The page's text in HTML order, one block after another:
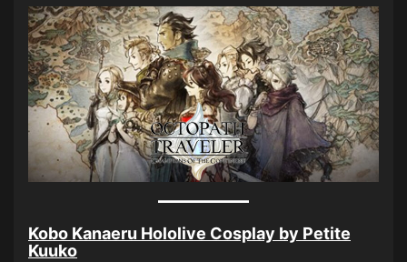
Kobo Kanaeru Hololive Cosplay by Petite
Kuuko